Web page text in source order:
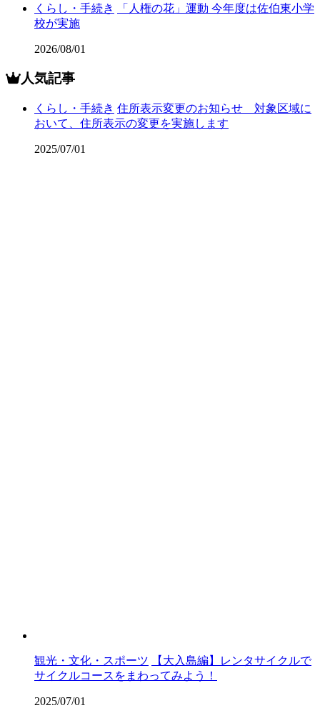
くらし・手続き
「人権の花」運動 今年度は佐伯東小学
校が実施
2026/08/01
人気記事
くらし・手続き 住所表示変更のお知らせ 対象区域に
おいて、住所表示の変更を実施します
2025/07/01
観光・文化・スポーツ
【大入島編】レンタサイクルで
サイクルコースをまわってみよう！
2025/07/01